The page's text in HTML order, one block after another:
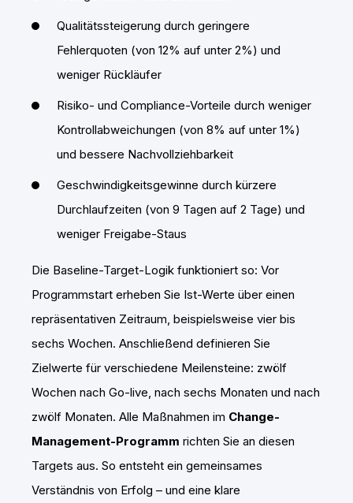
Qualitätssteigerung durch geringere
Fehlerquoten (von 12% auf unter 2%) und
weniger Rückläufer
Risiko- und Compliance-Vorteile durch weniger
Kontrollabweichungen (von 8% auf unter 1%)
und bessere Nachvollziehbarkeit
Geschwindigkeitsgewinne durch kürzere
Durchlaufzeiten (von 9 Tagen auf 2 Tage) und
weniger Freigabe-Staus
Die Baseline-Target-Logik funktioniert so: Vor
Programmstart erheben Sie Ist-Werte über einen
repräsentativen Zeitraum, beispielsweise vier bis
sechs Wochen. Anschließend definieren Sie
Zielwerte für verschiedene Meilensteine: zwölf
Wochen nach Go-live, nach sechs Monaten und nach
zwölf Monaten. Alle Maßnahmen im Change-
Management-Programm richten Sie an diesen
Targets aus. So entsteht ein gemeinsames
Verständnis von Erfolg – und eine klare